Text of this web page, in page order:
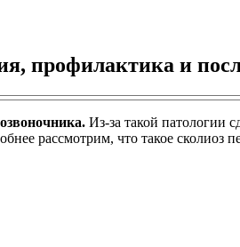
профилактика и
Из-за такой патологии
рассмотрим, что такое